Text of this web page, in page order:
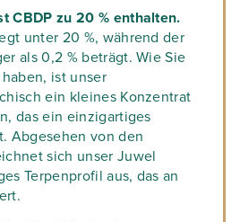
CBDP zu 20 % enthalten.
unter 20 %, während der
als 0,2 % beträgt. Wie Sie
ist unser
ein kleines Konzentrat
das ein einzigartiges
Abgesehen von den
sich unser Juwel
Terpenprofil aus, das an